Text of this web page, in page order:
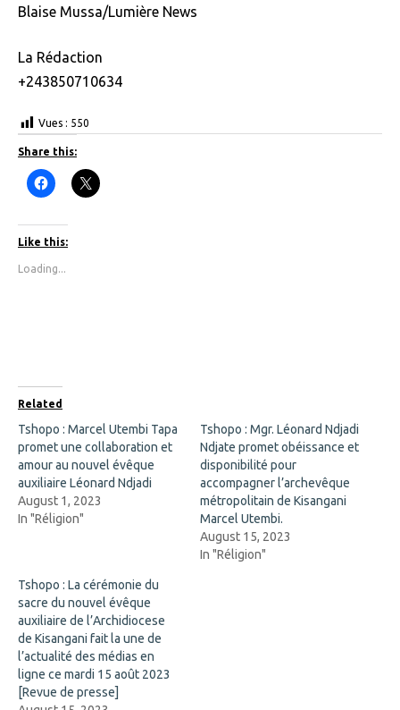
Blaise Mussa/Lumière News
La Rédaction
+243850710634
Vues : 550
Share this:
C
l
k
t
o
h
b
o
o
k
(
O
p
e
n
s
i
n
n
d
o
w
)
C
l
i
n
n
e
w
w
i
n
Like this:
Loading...
Related
Tshopo : Marcel Utembi Tapa
promet une collaboration et
amour au nouvel évêque
auxiliaire Léonard Ndjadi
August 1, 2023
In "Réligion"
Tshopo : Mgr. Léonard Ndjadi
Ndjate promet obéissance et
disponibilité pour
accompagner l’archevêque
métropolitain de Kisangani
Marcel Utembi.
August 15, 2023
In "Réligion"
Tshopo : La cérémonie du
sacre du nouvel évêque
auxiliaire de l’Archidiocese
de Kisangani fait la une de
l’actualité des médias en
ligne ce mardi 15 août 2023
[Revue de presse]